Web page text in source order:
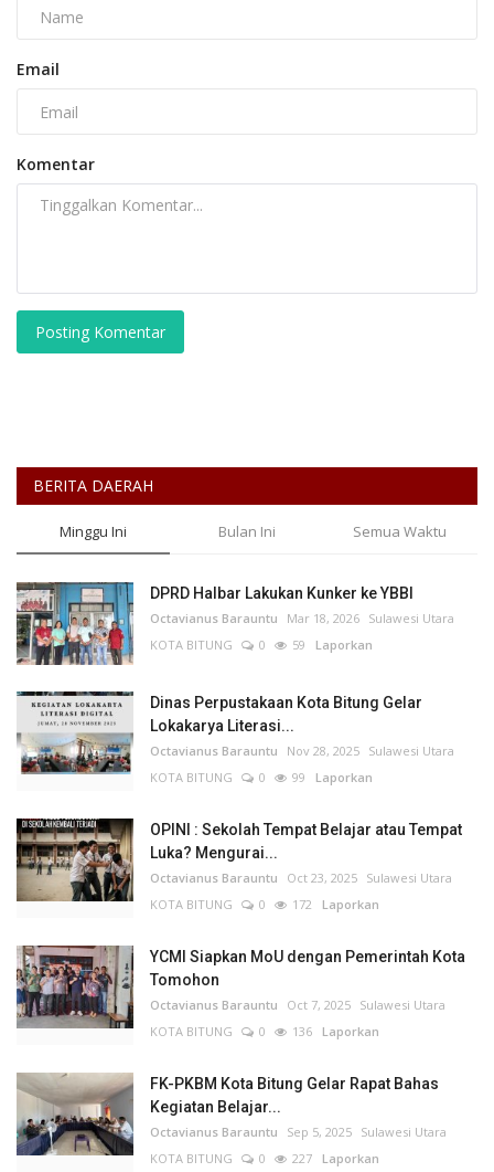
Email
Komentar
Posting Komentar
BERITA DAERAH
Minggu Ini Bulan Ini Semua Waktu
DPRD Halbar Lakukan Kunker ke YBBI
Octavianus Barauntu Mar 18, 2026 Sulawesi Utara
KOTA BITUNG
0 59 Laporkan
Dinas Perpustakaan Kota Bitung Gelar
Lokakarya Literasi...
Octavianus Barauntu Nov 28, 2025 Sulawesi Utara
KOTA BITUNG
0 99 Laporkan
OPINI : Sekolah Tempat Belajar atau Tempat
Luka? Mengurai...
Octavianus Barauntu Oct 23, 2025 Sulawesi Utara
KOTA BITUNG
0 172 Laporkan
YCMI Siapkan MoU dengan Pemerintah Kota
Tomohon
Octavianus Barauntu Oct 7, 2025 Sulawesi Utara
KOTA BITUNG
0 136 Laporkan
FK-PKBM Kota Bitung Gelar Rapat Bahas
Kegiatan Belajar...
Octavianus Barauntu Sep 5, 2025 Sulawesi Utara
KOTA BITUNG
0 227 Laporkan